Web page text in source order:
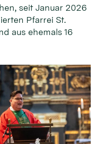
seit Januar 2026
Pfarrei St.
aus ehemals 16